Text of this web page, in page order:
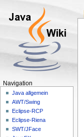
Navigation
Java allgemein
AWT/Swing
Eclipse-RCP
Eclipse-Riena
SWT/JFace